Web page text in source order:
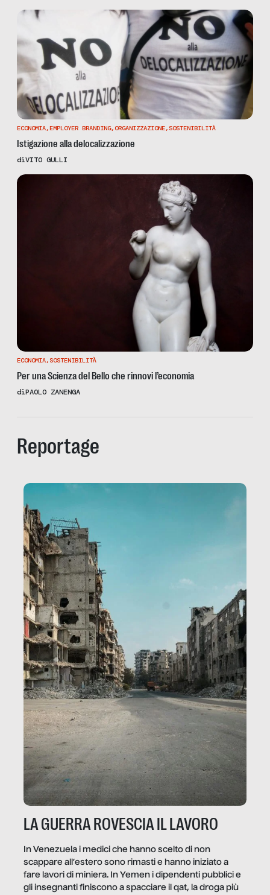
ECONOMIA,EMPLOYER BRANDING,ORGANIZZAZIONE, SOSTENIBILITÀ
Istigazione alla delocalizzazione
diVITO GULLI
ECONOMIA, SOSTENIBILITÀ
Per una Scienza del Bello che rinnovi l’economia
diPAOLO ZANENGA
Reportage
LA GUERRA ROVESCIA IL LAVORO
In Venezuela i medici che hanno scelto di non
scappare all’estero sono rimasti e hanno iniziato a
fare lavori di miniera. In Yemen i dipendenti pubblici e
gli insegnanti finiscono a spacciare il qat, la droga più